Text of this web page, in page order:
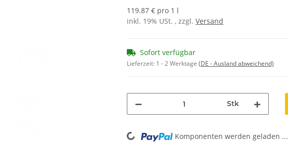
119.87 € pro 1 l
inkl. 19% USt. , zzgl. Versand
Sofort verfügbar
Lieferzeit: 1 - 2 Werktage (DE - Ausland abweichend)
Stk
Loading... Komponenten werden geladen ...